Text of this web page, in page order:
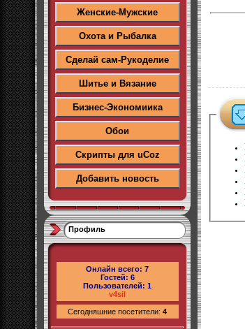
Женские-Мужские
Охота и Рыбалка
Сделай сам-Рукоделие
Шитье и Вязание
Бизнес-Экономиика
Обои
Скрипты для uCoz
Добавить новость
Профиль
Онлайн всего: 7
Гостей: 6
Пользователей: 1
v4sil
Сегодняшние посетители: 4